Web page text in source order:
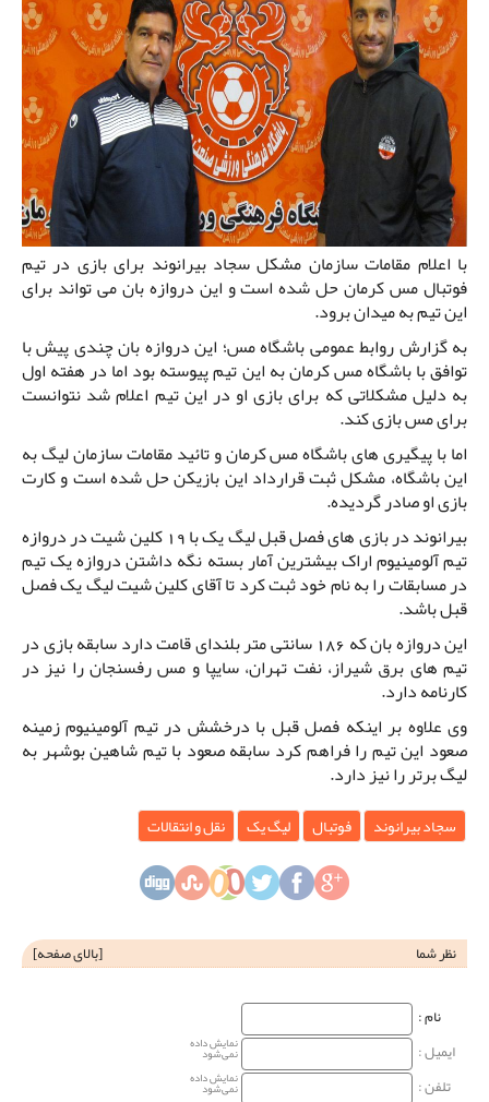
با اعلام مقامات سازمان مشکل سجاد بیرانوند برای بازی در تیم
فوتبال مس کرمان حل شده است و این دروازه بان می تواند برای
این تیم به میدان برود.
به گزارش روابط عمومی باشگاه مس؛ این دروازه بان چندی پیش با
توافق با باشگاه مس کرمان به این تیم پیوسته بود اما در هفته اول
به دلیل مشکلاتی که برای بازی او در این تیم اعلام شد نتوانست
برای مس بازی کند.
اما با پیگیری های باشگاه مس کرمان و تائید مقامات سازمان لیگ به
این باشگاه، مشکل ثبت قرارداد این بازیکن حل شده است و کارت
بازی او صادر گردیده.
بیرانوند در بازی های فصل قبل لیگ یک با 19 کلین شیت در دروازه
تیم آلومینیوم اراک بیشترین آمار بسته نگه داشتن دروازه یک تیم
در مسابقات را به نام خود ثبت کرد تا آقای کلین شیت لیگ یک فصل
قبل باشد.
این دروازه بان که 186 سانتی متر بلندای قامت دارد سابقه بازی در
تیم های برق شیراز، نفت تهران، سایپا و مس رفسنجان را نیز در
کارنامه دارد.
وی علاوه بر اینکه فصل قبل با درخشش در تیم آلومینیوم زمینه
صعود این تیم را فراهم کرد سابقه صعود با تیم شاهین بوشهر به
لیگ برتر را نیز دارد.
سجاد بیرانوند فوتبال لیگ یک نقل و انتقالات
نظر شما [بالای صفحه]
نام‌ :
ایمیل :
نمایش داده
نمی‌شود
تلفن : نمایش داده
نمی‌شود